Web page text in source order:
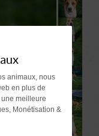
animaux, nous
en plus de
meilleure
Monétisation &